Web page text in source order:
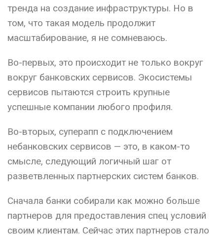
тренда на создание инфраструктуры. Но в
том, что такая модель продолжит
масштабирование, я не сомневаюсь.
Во-первых, это происходит не только вокруг
вокруг банковских сервисов. Экосистемы
сервисов пытаются строить крупные
успешные компании любого профиля.
Во-вторых, суперапп с подключением
небанковских сервисов — это, в каком-то
смысле, следующий логичный шаг от
разветвленных партнерских систем банков.
Сначала банки собирали как можно больше
партнеров для предоставления спец условий
своим клиентам. Сейчас этих партнеров стало